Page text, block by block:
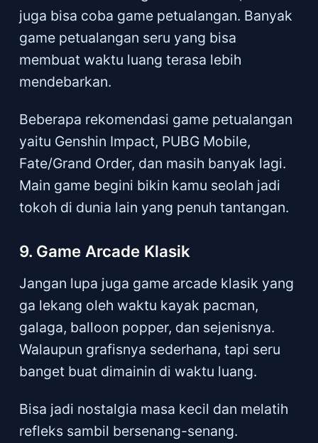
juga bisa coba game petualangan. Banyak
game petualangan seru yang bisa
membuat waktu luang terasa lebih
mendebarkan.
Beberapa rekomendasi game petualangan
yaitu Genshin Impact, PUBG Mobile,
Fate/Grand Order, dan masih banyak lagi.
Main game begini bikin kamu seolah jadi
tokoh di dunia lain yang penuh tantangan.
9. Game Arcade Klasik
Jangan lupa juga game arcade klasik yang
ga lekang oleh waktu kayak pacman,
galaga, balloon popper, dan sejenisnya.
Walaupun grafisnya sederhana, tapi seru
banget buat dimainin di waktu luang.
Bisa jadi nostalgia masa kecil dan melatih
refleks sambil bersenang-senang.